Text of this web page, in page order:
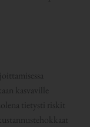
kasvaville
tietysti riskit